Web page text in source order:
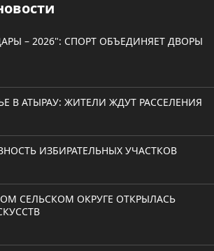
– 2026": СПОРТ ОБЪЕДИНЯЕТ ДВОРЫ
В АТЫРАУ: ЖИТЕЛИ ЖДУТ РАССЕЛЕНИЯ
ИЗБИРАТЕЛЬНЫХ УЧАСТКОВ
СЕЛЬСКОМ ОКРУГЕ ОТКРЫЛАСЬ